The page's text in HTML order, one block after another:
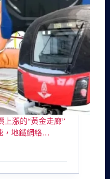
上漲的“黃金走廊”
，地鐵網絡…